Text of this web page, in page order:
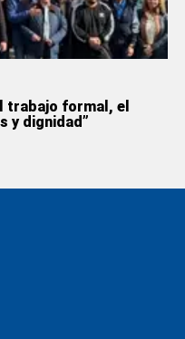
trabajo formal, el
y dignidad”